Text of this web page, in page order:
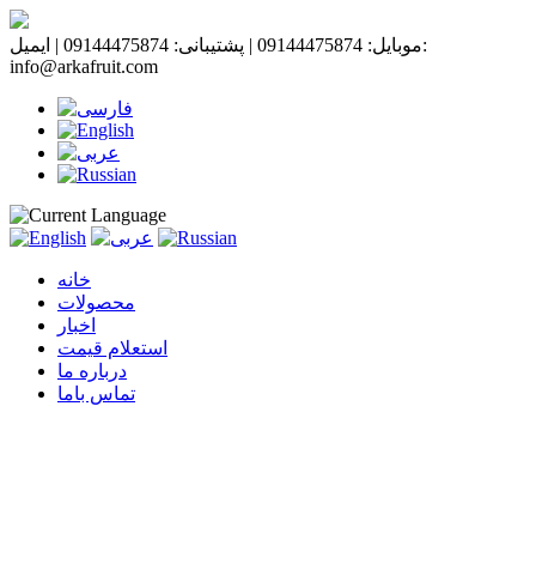
موبایل: 09144475874 | پشتیبانی: 09144475874 | ایمیل:
info@arkafruit.com
خانه
محصولات
اخبار
استعلام قیمت
درباره ما
تماس باما